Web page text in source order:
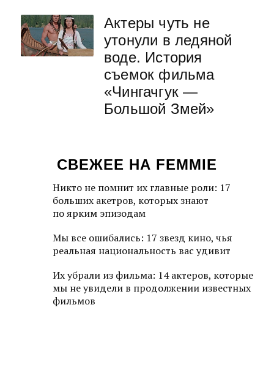
Актеры чуть не
утонули в ледяной
воде. История
съемок фильма
«Чингачгук —
Большой Змей»
СВЕЖЕЕ НА FEMMIE
Никто не помнит их главные роли: 17
больших акетров, которых знают
по ярким эпизодам
Мы все ошибались: 17 звезд кино, чья
реальная национальность вас удивит
Их убрали из фильма: 14 актеров, которые
мы не увидели в продолжении известных
фильмов